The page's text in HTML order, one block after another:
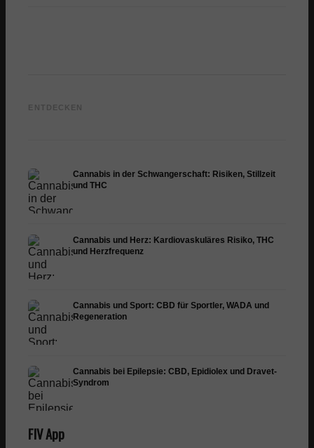
ENTDECKEN
Vollspektrum
Cannabis in der Schwangerschaft: Risiken, Stillzeit
und THC
Cannabis und Herz: Kardiovaskuläres Risiko, THC
und Herzfrequenz
Cannabis und Sport: CBD für Sportler, WADA und
Regeneration
Cannabis bei Epilepsie: CBD, Epidiolex und Dravet-
Syndrom
FIV App